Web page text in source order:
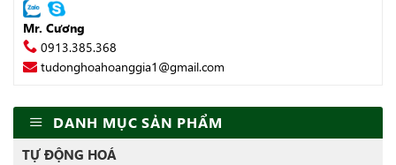
Mr. Cương
0913.385.368
tudonghoahoanggia1@gmail.com
DANH MỤC SẢN PHẨM
TỰ ĐỘNG HOÁ